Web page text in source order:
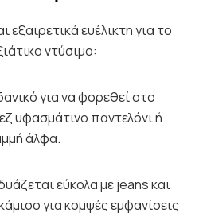
εξαιρετικά ευέλικτη για το
ντύσιμο:
για να φορεθεί στο
υφασμάτινο παντελόνι ή
άλφα.
εύκολα με jeans και
για κομψές εμφανίσεις